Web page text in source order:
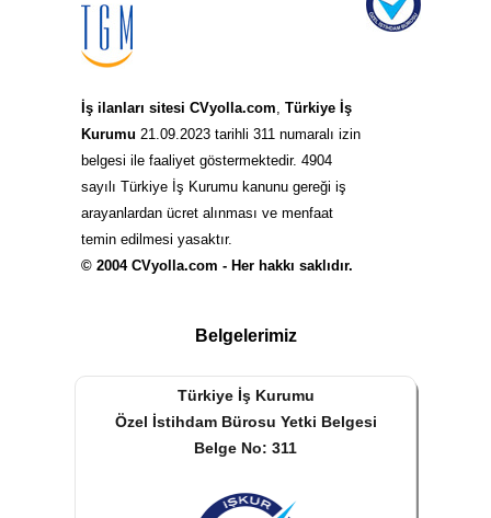
İş ilanları sitesi CVyolla.com, Türkiye İş
Kurumu 21.09.2023 tarihli 311 numaralı izin
belgesi ile faaliyet göstermektedir. 4904
sayılı Türkiye İş Kurumu kanunu gereği iş
arayanlardan ücret alınması ve menfaat
temin edilmesi yasaktır.
© 2004 CVyolla.com - Her hakkı saklıdır.
Belgelerimiz
Türkiye İş Kurumu
Özel İstihdam Bürosu Yetki Belgesi
Belge No: 311